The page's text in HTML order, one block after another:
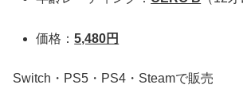
価格：5,480円
Switch・PS5・PS4・Steamで販売